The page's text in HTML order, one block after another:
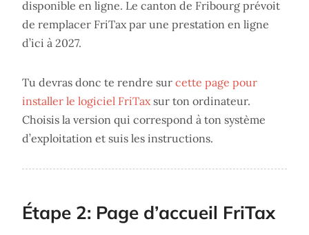
disponible en ligne. Le canton de Fribourg prévoit
de remplacer FriTax par une prestation en ligne
d’ici à 2027.
Tu devras donc te rendre sur cette page pour
installer le logiciel FriTaxsur ton ordinateur.
Choisis la version qui correspond à ton système
d’exploitation et suis les instructions.
Étape 2: Page d’accueil FriTax